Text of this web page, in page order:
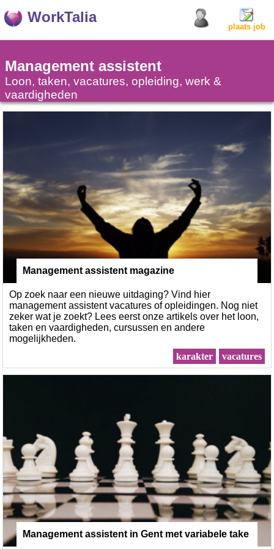
WorkTalia
plaats job
Management assistent
Loon, taken, vacatures, opleiding, werk &
vaardigheden
Management assistent magazine
Op zoek naar een nieuwe uitdaging? Vind hier
management assistent vacatures of opleidingen. Nog niet
zeker wat je zoekt? Lees eerst onze artikels over het loon,
taken en vaardigheden, cursussen en andere
mogelijkheden.
vacatures
karakter
Management assistent in Gent met variabele take